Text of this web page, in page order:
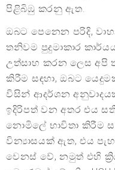
පිළිබිඹු කරනු ඇත.
ඔබට පෙනෙන පරිදි,
තනිවම පුදුමාකාර
උත්සාහ කරන ලෙස අපි
කිරීම සඳහා, ඔබට
විසින් ආදර්ශන
ඉදිරිපත් වන අතර එය
නොමිලේ භාවිතා කිරීම
වින්‍යාසයක් ඇත, එය
වෙනස් වේ, නමුත් එහි